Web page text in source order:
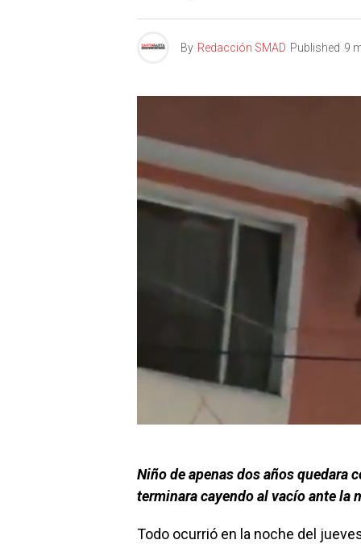
By Redacción SMAD Published 9
Niño de apenas dos años quedara
terminara cayendo al vacío ante la
Todo ocurrió en la noche del